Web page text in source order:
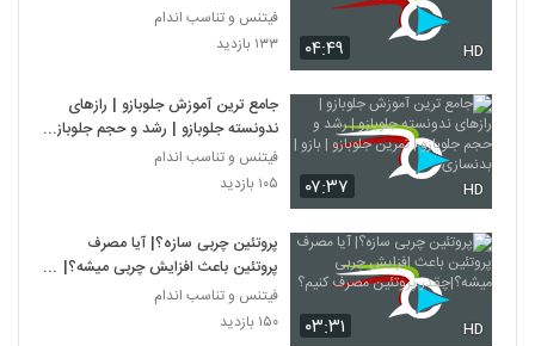
۰۴:۴۹ HD
فیتنس و تناسب اندام
۱۳۳ بازدید
۰۷:۳۷ HD
جامع ترین آموزش جلوبازو | رازهای
ندونسته جلوبازو | رشد و حجم جلوبازو
| تمرین جلوبازو | بازو |بدنسازی
فیتنس و تناسب اندام
۱۰۵ بازدید
۰۳:۳۱ HD
پروتئین چربی سازه؟| آیا مصرف
پروتئین باعث افزایش چربی میشه؟|
چقدر پروتئین مصرف کنیم؟
فیتنس و تناسب اندام
۱۵۰ بازدید